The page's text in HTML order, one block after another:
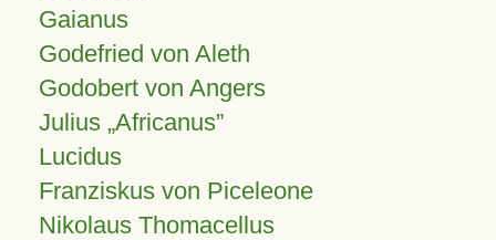
Gaianus
Godefried von Aleth
Godobert von Angers
Julius Africanus
Lucidus
Franziskus von Piceleone
Nikolaus Thomacellus